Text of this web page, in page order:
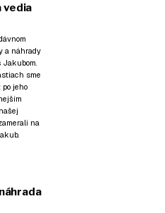
vedia
a náhrady
Jakubom.
sme
jeho
na